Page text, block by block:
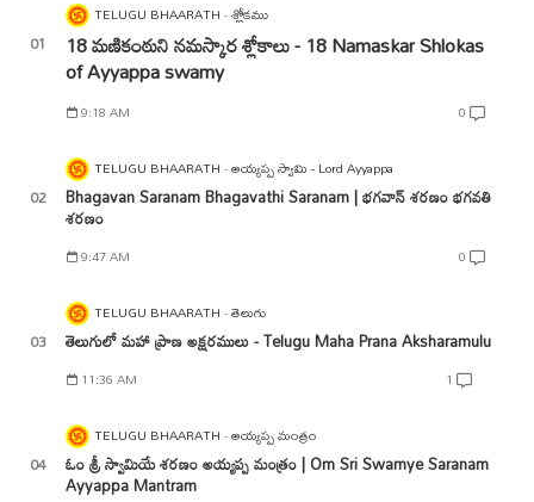
TELUGU BHAARATH శ్లోకము
18 మణికంఠుని నమస్కార శ్లోకాలు - 18 Namaskar Shlokas
of Ayyappa swamy
9:18 AM 0
TELUGU BHAARATH అయ్యప్ప స్వామి - Lord Ayyappa
Bhagavan Saranam Bhagavathi Saranam | భగవాన్ శరణం భగవతి
శరణం
9:47 AM 0
TELUGU BHAARATH తెలుగు
తెలుగులో మహా ప్రాణ అక్షరములు - Telugu Maha Prana Aksharamulu
11:36 AM 1
TELUGU BHAARATH అయ్యప్ప మంత్రం
ఓం శ్రీ స్వామియే శరణం అయ్యప్ప మంత్రం | Om Sri Swamye Saranam
Ayyappa Mantram